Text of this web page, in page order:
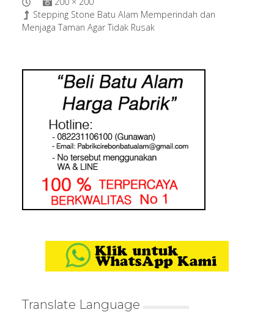
Stepping Stone Batu Alam Memperindah dan
Menjaga Taman Agar Tidak Rusak
Translate Language